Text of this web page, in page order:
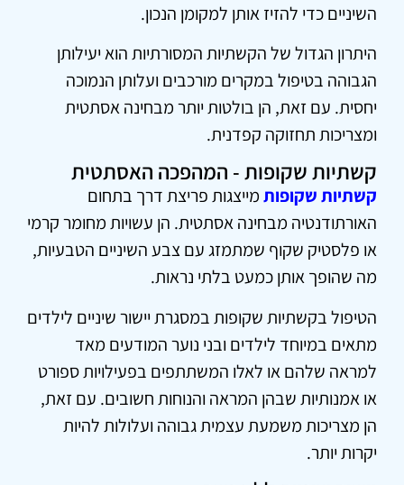
השיניים כדי להזיז אותן למקומן הנכון.
היתרון הגדול של הקשתיות המסורתיות הוא יעילותן
הגבוהה בטיפול במקרים מורכבים ועלותן הנמוכה
יחסית. עם זאת, הן בולטות יותר מבחינה אסתטית
ומצריכות תחזוקה קפדנית.
קשתיות שקופות - המהפכה האסתטית
קשתיות שקופותמייצגות פריצת דרך בתחום
האורתודנטיה מבחינה אסתטית. הן עשויות מחומר קרמי
או פלסטיק שקוף שמתמזג עם צבע השיניים הטבעיות,
מה שהופך אותן כמעט בלתי נראות.
הטיפול בקשתיות שקופות במסגרת יישור שיניים לילדים
מתאים במיוחד לילדים ובני נוער המודעים מאד
למראה שלהם או לאלו המשתתפים בפעילויות ספורט
או אמנותיות שבהן המראה והנוחות חשובים. עם זאת,
הן מצריכות משמעת עצמית גבוהה ועלולות להיות
יקרות יותר.